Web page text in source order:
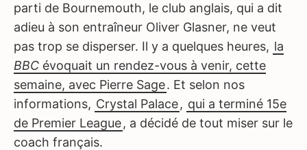
parti de Bournemouth, le club anglais, qui a dit
adieu à son entraîneur Oliver Glasner, ne veut
pas trop se disperser. Il y a quelques heures, la
BBC évoquait un rendez-vous à venir, cette
semaine, avec Pierre Sage. Et selon nos
informations, Crystal Palace, qui a terminé 15e
de Premier League, a décidé de tout miser sur le
coach français.